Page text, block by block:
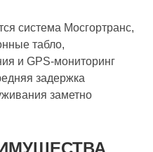
система Мосгортранс,
табло,
и GPS-мониторинг
задержка
заметно